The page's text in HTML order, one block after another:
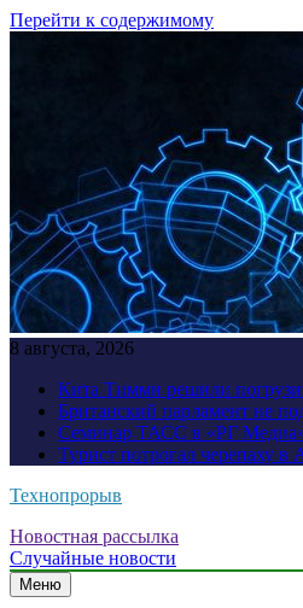
Перейти к содержимому
8 августа, 2026
Кита Тимми решили
Британский парламент не
Семинар ТАСС в «РГ Медиа»:
Турист потрогал черепаху в
Технопрорыв
Новостная рассылка
Случайные новости
Меню